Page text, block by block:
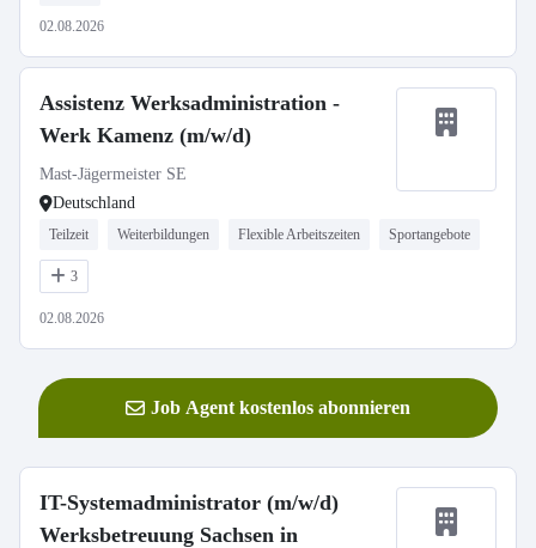
02.08.2026
Assistenz Werksadministration -
Werk Kamenz (m/w/d)
Mast-Jägermeister SE
Deutschland
Teilzeit Weiterbildungen Flexible Arbeitszeiten Sportangebote
3
02.08.2026
Job Agent kostenlos abonnieren
IT-Systemadministrator (m/w/d)
Werksbetreuung Sachsen in